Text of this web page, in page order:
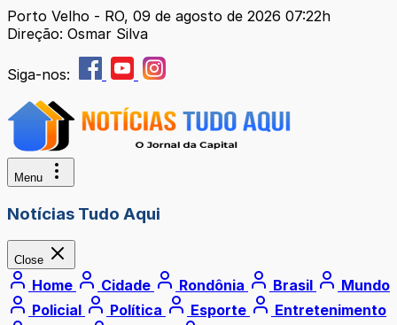
Porto Velho - RO, 09 de agosto de 2026 07:22h
Direção: Osmar Silva
Siga-nos:
Menu
Notícias Tudo Aqui
Close
Home Cidade Rondônia Brasil
Mundo
Policial
Política Esporte
Entretenimento